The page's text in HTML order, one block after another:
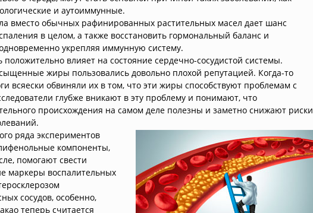
и аутоиммунные.
вместо обычных рафинированных растительных масел дает шанс
в целом, а также восстановить гормональный баланс и
укрепляя иммунную систему.
влияет на состояние сердечно-сосудистой системы.
жиры пользовались довольно плохой репутацией. Когда-то
всяески обвиняли их в том, что эти жиры способствуют проблемам с
глубже вникают в эту проблему и понимают, что
происхождения на самом деле полезны и заметно снижают риски
ряда экспериментов
компоненты,
помогают свести
маркеры воспалительных
сосудов, особенно,
теперь считается